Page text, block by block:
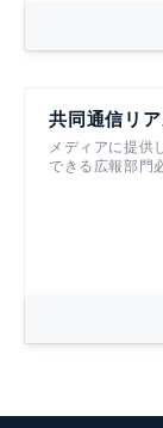
共同通信リ
メディアに提供
できる広報部門